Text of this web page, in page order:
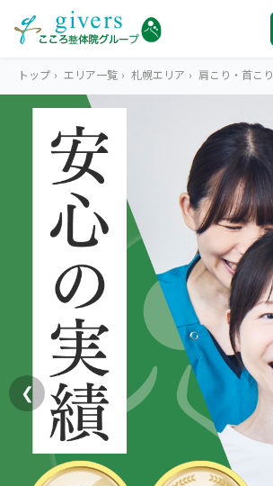
SAPPORO 札幌エリアトップ
STORES 札幌13院から探す
中心部・札幌駅周辺
こころ整体院 札幌駅前院
こころ整体院 札幌北口院
こころ整体院 大通院
こころ整体院 札幌北一条東院
こころ整体院 札幌東本願寺院
北区・西区エリア
SYMPTOMS 症状から探す
肩こり・首こり
頭痛・偏頭痛
膝痛
ぎっくり腰
股関節痛
札幌エリアの情報
初めての方へ
料金
アクセス・営業時間
よくある質問
TRUST 信頼の根拠
お客様の声
スタッフ紹介
メディア掲載
ABOUT US こころ整体院について
giversメソッドGIFT
研究・論文
札幌13院から予約する
トップ › エリア一覧 › 札幌エリア › 肩こり・首こり
❮